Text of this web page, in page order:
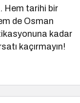
Hem tarihi bir
de Osman
kadar
kaçırmayın!